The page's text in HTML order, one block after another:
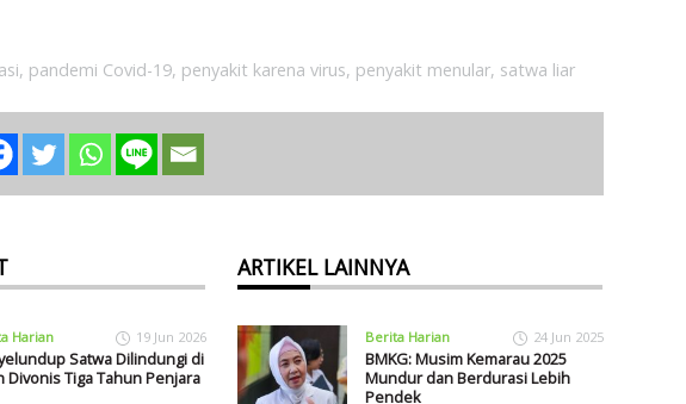
, pandemi Covid-19, penyakit karena virus, penyakit menular, satwa liar
Harian 19 Jun 2026
Satwa Dilindungi di
Divonis Tiga Tahun Penjara
ARTIKEL LAINNYA
Berita Harian 24 Jun 2025
BMKG: Musim Kemarau 2025
Mundur dan Berdurasi Lebih
Pendek